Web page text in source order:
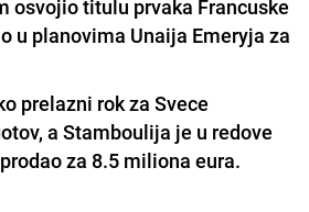
osvojio titulu prvaka Francuske
u planovima Unaija Emeryja za
prelazni rok za Svece
a Stamboulija je u redove
za 8.5 miliona eura.